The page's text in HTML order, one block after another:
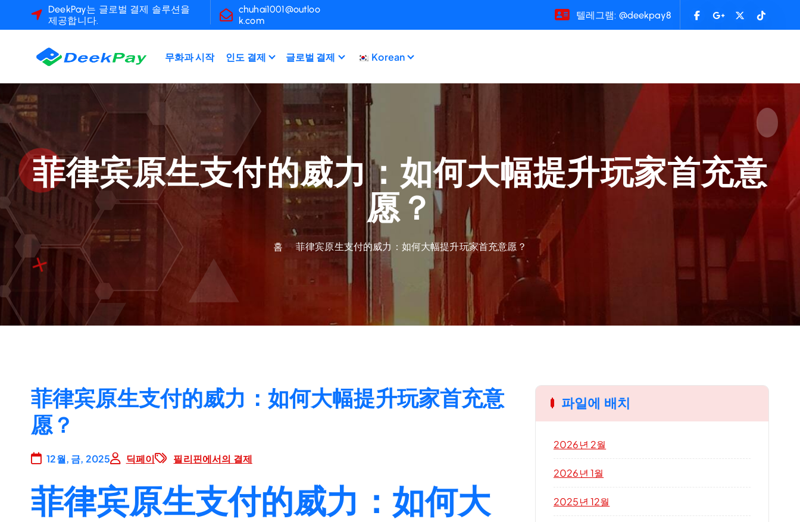
뛰
기
DeekPay는 글로벌 결제 솔루션을
제공합니다.
chuhai1001@outloo
k.com
텔레그램: @deekpay8
무화과 시작 인도 결제 글로벌 결제 Korean
菲律宾原生支付的威力：如何大幅提升玩家首充意
愿？
홈 菲律宾原生支付的威力：如何大幅提升玩家首充意愿？
菲律宾原生支付的威力：如何大幅提升玩家首充意
愿？
12월, 금, 2025 딕페이 필리핀에서의 결제
菲律宾原生支付的威力：如何大
파일에 배치
2026년 2월
2026년 1월
2025년 12월